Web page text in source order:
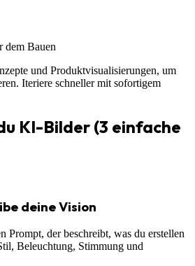
dem Bauen
und Produktvisualisierungen, um
Iteriere schneller mit sofortigem
KI-Bilder (3 einfache
deine Vision
Prompt, der beschreibt, was du erstellen
Beleuchtung, Stimmung und